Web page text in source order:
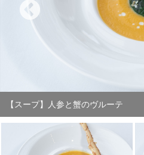
【スープ】６３℃ オーガニックエッ